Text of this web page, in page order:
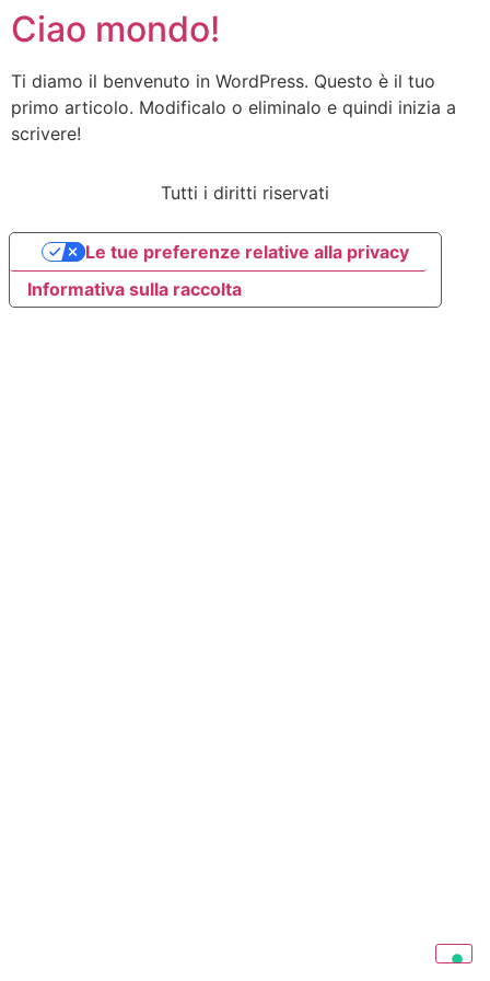
Ciao mondo!
Ti diamo il benvenuto in WordPress. Questo è il tuo
primo articolo. Modificalo o eliminalo e quindi inizia a
scrivere!
Tutti i diritti riservati
Informativa sulla raccolta
Le tue preferenze relative alla privacy